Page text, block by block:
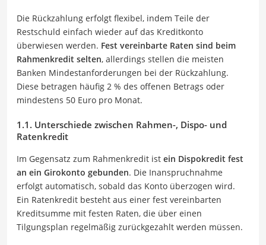
Die Rückzahlung erfolgt flexibel, indem Teile der
Restschuld einfach wieder auf das Kreditkonto
überwiesen werden. Fest vereinbarte Raten sind beim
Rahmenkredit selten, allerdings stellen die meisten
Banken Mindestanforderungen bei der Rückzahlung.
Diese betragen häufig 2 % des offenen Betrags oder
mindestens 50 Euro pro Monat.
1.1. Unterschiede zwischen Rahmen-, Dispo- und
Ratenkredit
Im Gegensatz zum Rahmenkredit ist ein Dispokredit fest
an ein Girokonto gebunden. Die Inanspruchnahme
erfolgt automatisch, sobald das Konto überzogen wird.
Ein Ratenkredit besteht aus einer fest vereinbarten
Kreditsumme mit festen Raten, die über einen
Tilgungsplan regelmäßig zurückgezahlt werden müssen.